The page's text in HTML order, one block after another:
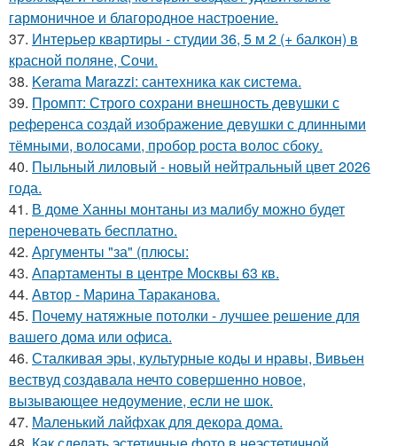
гармоничное и благородное настроение.
37. Интерьер квартиры - студии 36, 5 м 2 (+ балкон) в
красной поляне, Сочи.
38. Kerama Marazzi: сантехника как система.
39. Промпт: Строго сохрани внешность девушки с
референса создай изображение девушки с длинными
тёмными, волосами, пробор роста волос сбоку.
40. Пыльный лиловый - новый нейтральный цвет 2026
года.
41. В доме Ханны монтаны из малибу можно будет
переночевать бесплатно.
42. Аргументы "за" (плюсы:
43. Апартаменты в центре Москвы 63 кв.
44. Автор - Марина Тараканова.
45. Почему натяжные потолки - лучшее решение для
вашего дома или офиса.
46. Сталкивая эры, культурные коды и нравы, Вивьен
вествуд создавала нечто совершенно новое,
вызывающее недоумение, если не шок.
47. Маленький лайфхак для декора дома.